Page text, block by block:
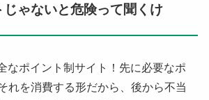
ゃないと危険って聞くけ
なポイント制サイト！先に必要なポ
れを消費する形だから、後から不当